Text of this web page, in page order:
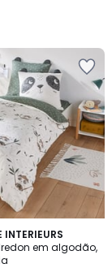
INTERIEURS
em algodão,